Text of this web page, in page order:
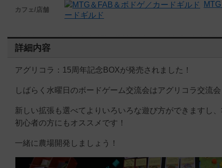
カフェ/店舗
ードギルド
詳細内容
アグリコラ：15周年記念BOXが発売されました！
しばらく水曜日のボードゲーム交流会はアグリコラ交流
新しい拡張も選べてよりいろいろな遊び方ができますし
初心者の方にもオススメです！
一緒に農場開発しましょう！